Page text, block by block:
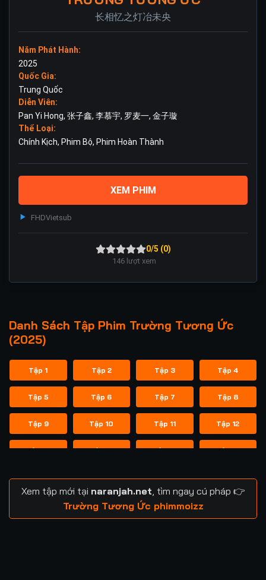
长相忆之灯冶未央
Năm Phát Hành:
2025
Quốc Gia:
Trung Quốc
Diễn Viên:
Pan Yi Hong, 张子鑫, 李慕宇, 罗麦一, 金子璇
Thể Loại:
Chính Kịch, Phim Bộ, Phim Hoàn Thành
XEM PHIM
FHDVietsub
0/5 (0)
146 lượt xem
Danh Sách Tập Phim Trường Tương Ức
(2025)
Tập 1 Tập 2 Tập 3 Tập 4
Tập 5 Tập 6 Tập 7 Tập 8
Tập 9 Tập 10 Tập 11 Tập 12
Tập 13 Tập 14 Tập 15 Tập 16
Tập 17 Tập 18 Tập 19 Tập 20
Tập 22 Tập 23
Xem tập mới tại naranjah.net , tìm ngay cú pháp 👉
Trường Tương Ức phimmoizz